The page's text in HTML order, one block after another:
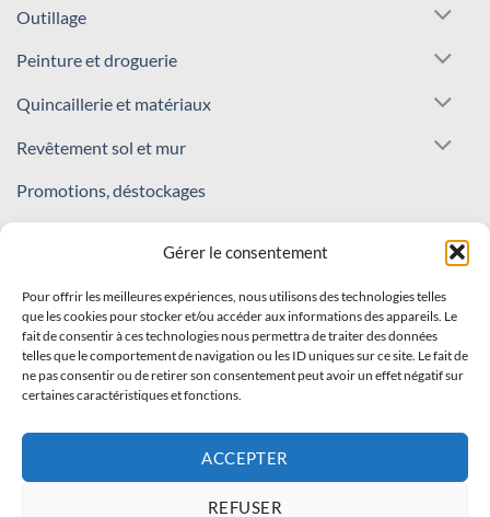
Gérer le consentement
Pour offrir les meilleures expériences, nous utilisons des technologies telles
que les cookies pour stocker et/ou accéder aux informations des appareils. Le
fait de consentir à ces technologies nous permettra de traiter des données
telles que le comportement de navigation ou les ID uniques sur ce site. Le fait de
ne pas consentir ou de retirer son consentement peut avoir un effet négatif sur
certaines caractéristiques et fonctions.
ACCEPTER
REFUSER
Outillage
Peinture et droguerie
Quincaillerie et matériaux
Revêtement sol et mur
Promotions, déstockages
REJOIGNEZ NOTRE COMMUNAUTÉ !
Inscrivez-vous à notre newsletter
Recevez nos offres et nouveautés en avant-première !